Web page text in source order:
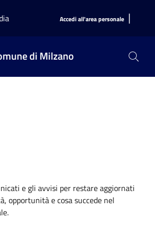
Accedi all'area personale |
di Milzano
e gli avvisi per restare aggiornati
opportunità e cosa succede nel